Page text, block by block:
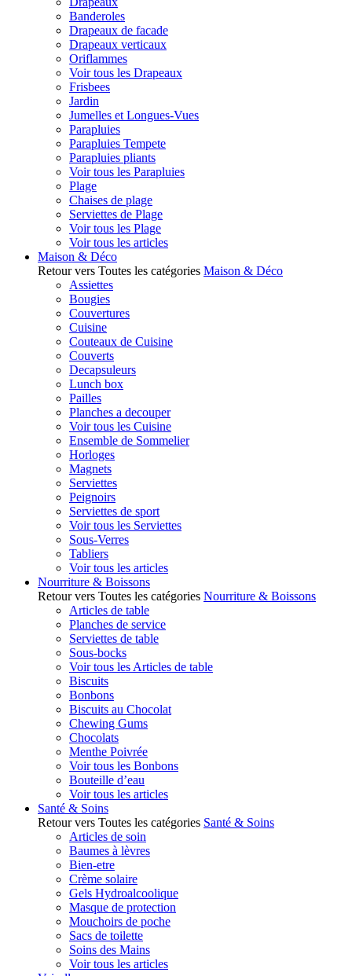
Banderoles
Drapeaux de facade
Drapeaux verticaux
Oriflammes
Voir tous les Drapeaux
Frisbees
Jardin
Jumelles et Longues-Vues
Parapluies
Parapluies Tempete
Parapluies pliants
Voir tous les Parapluies
Plage
Chaises de plage
Serviettes de Plage
Voir tous les Plage
Voir tous les articles
Maison & Déco
Retour vers Toutes les catégories Maison & Déco
Assiettes
Bougies
Couvertures
Cuisine
Couteaux de Cuisine
Couverts
Decapsuleurs
Lunch box
Pailles
Planches a decouper
Voir tous les Cuisine
Ensemble de Sommelier
Horloges
Magnets
Serviettes
Peignoirs
Serviettes de sport
Voir tous les Serviettes
Sous-Verres
Tabliers
Voir tous les articles
Nourriture & Boissons
Retour vers Toutes les catégories Nourriture & Boissons
Articles de table
Planches de service
Serviettes de table
Sous-bocks
Voir tous les Articles de table
Biscuits
Bonbons
Biscuits au Chocolat
Chewing Gums
Chocolats
Menthe Poivrée
Voir tous les Bonbons
Bouteille d’eau
Voir tous les articles
Santé & Soins
Retour vers Toutes les catégories Santé & Soins
Articles de soin
Baumes à lèvres
Bien-etre
Crème solaire
Gels Hydroalcoolique
Masque de protection
Mouchoirs de poche
Sacs de toilette
Soins des Mains
Voir tous les articles